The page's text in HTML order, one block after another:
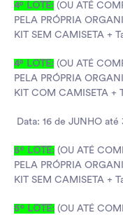
4º LOTE: (OU ATÉ
PELA PRÓPRIA
KIT SEM CAMISETA +
4º LOTE: (OU ATÉ
PELA PRÓPRIA
KIT COM CAMISETA +
Data: 16 de JUNHO até
5º LOTE: (OU ATÉ
PELA PRÓPRIA
KIT SEM CAMISETA +
5º LOTE: (OU ATÉ